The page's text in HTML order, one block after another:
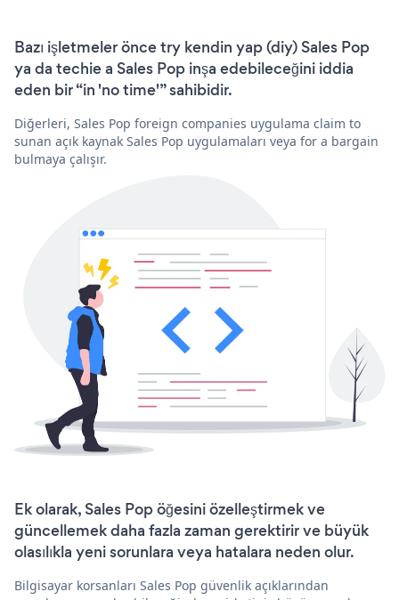
Bazı işletmeler önce try kendin yap (diy) Sales Pop
ya da techie a Sales Pop inşa edebileceğini iddia
eden bir “in 'no time'” sahibidir.
Diğerleri, Sales Pop foreign companies uygulama claim to
sunan açık kaynak Sales Pop uygulamaları veya for a bargain
bulmaya çalışır.
Ek olarak, Sales Pop öğesini özelleştirmek ve
güncellemek daha fazla zaman gerektirir ve büyük
olasılıkla yeni sorunlara veya hatalara neden olur.
Bilgisayar korsanları Sales Pop güvenlik açıklarından